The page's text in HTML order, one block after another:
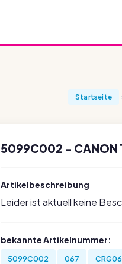
Startseite
5099C002 - CANON
Artikelbeschreibung
Leider ist aktuell keine
bekannte Artikelnummer:
5099C002 067